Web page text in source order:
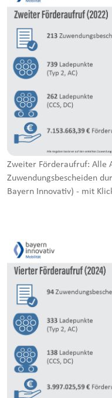
Zweiter Förderaufruf: Alle
Zuwendungsbescheiden
Bayern Innovativ) - mit